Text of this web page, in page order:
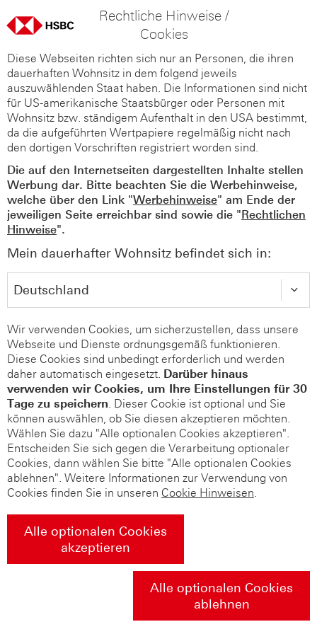
Rechtliche Hinweise /
Cookies
Diese Webseiten richten sich nur an Personen, die ihren
dauerhaften Wohnsitz in dem folgend jeweils
auszuwählenden Staat haben. Die Informationen sind nicht
für US-amerikanische Staatsbürger oder Personen mit
Wohnsitz bzw. ständigem Aufenthalt in den USA bestimmt,
da die aufgeführten Wertpapiere regelmäßig nicht nach
den dortigen Vorschriften registriert worden sind.
Die auf den Internetseiten dargestellten Inhalte stellen
Werbung dar. Bitte beachten Sie die Werbehinweise,
welche über den Link "Werbehinweise" am Ende der
jeweiligen Seite erreichbar sind sowie die "Rechtlichen
Hinweise".
Mein dauerhafter Wohnsitz befindet sich in:
Wir verwenden Cookies, um sicherzustellen, dass unsere
Webseite und Dienste ordnungsgemäß funktionieren.
Diese Cookies sind unbedingt erforderlich und werden
daher automatisch eingesetzt. Darüber hinaus
verwenden wir Cookies, um Ihre Einstellungen für 30
Tage zu speichern. Dieser Cookie ist optional und Sie
können auswählen, ob Sie diesen akzeptieren möchten.
Wählen Sie dazu "Alle optionalen Cookies akzeptieren".
Entscheiden Sie sich gegen die Verarbeitung optionaler
Cookies, dann wählen Sie bitte "Alle optionalen Cookies
ablehnen". Weitere Informationen zur Verwendung von
Cookies finden Sie in unseren Cookie Hinweisen.
Alle optionalen Cookies
akzeptieren
Alle optionalen Cookies
ablehnen